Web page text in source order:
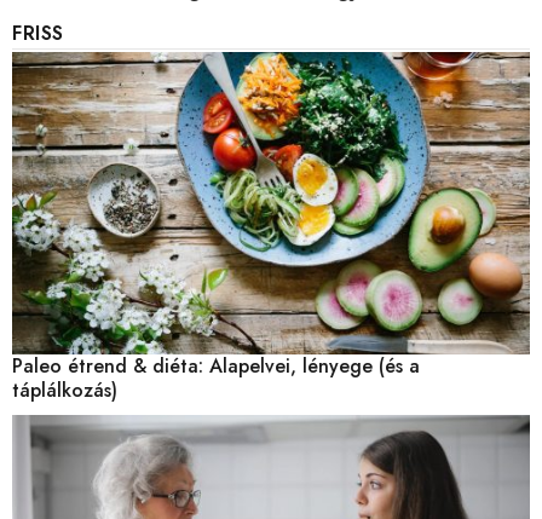
FRISS
Paleo étrend & diéta: Alapelvei, lényege (és a
táplálkozás)